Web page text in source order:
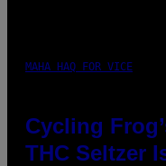
MAHA HAQ FOR VICE
Cycling
THC Seltzer